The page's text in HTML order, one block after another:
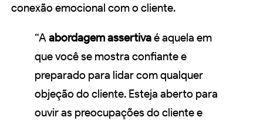
conexão emocional com o cliente.
“Aabordagem assertivaé aquela em
que você se mostra confiante e
preparado para lidar com qualquer
objeção do cliente. Esteja aberto para
ouvir as preocupações do cliente e